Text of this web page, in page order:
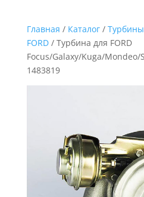
Главная / Каталог/
FORD/ Турбина для FORD
Focus/Galaxy/Kuga/Mondeo/
1483819